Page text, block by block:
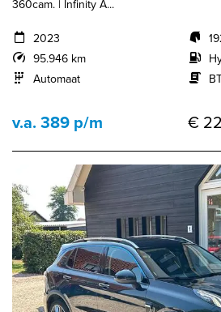
360cam. | Infinity A...
2023
95.946 km
Automaat
v.a. 389 p/m €